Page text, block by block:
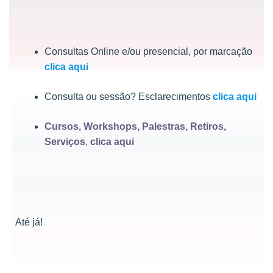
Consultas Online e/ou presencial, por marcação
clica aqui
Consulta ou sessão? Esclarecimentos clica aqui
Cursos, Workshops, Palestras, Retiros,
Serviços, clica aqui
Até já!